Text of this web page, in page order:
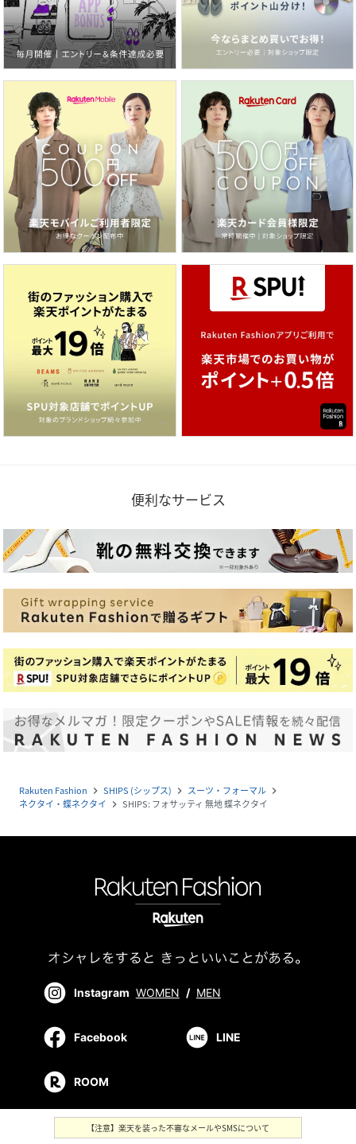
便利なサービス
Rakuten Fashion navigate_next SHIPS (シップス) navigate_next スーツ・フォーマル navigate_next
ネクタイ・蝶ネクタイ navigate_next SHIPS: フォサッティ 無地 蝶ネクタイ
Instagram WOMEN / MEN
Facebook LINE
ROOM
【注意】楽天を装った不審なメールやSMSについて